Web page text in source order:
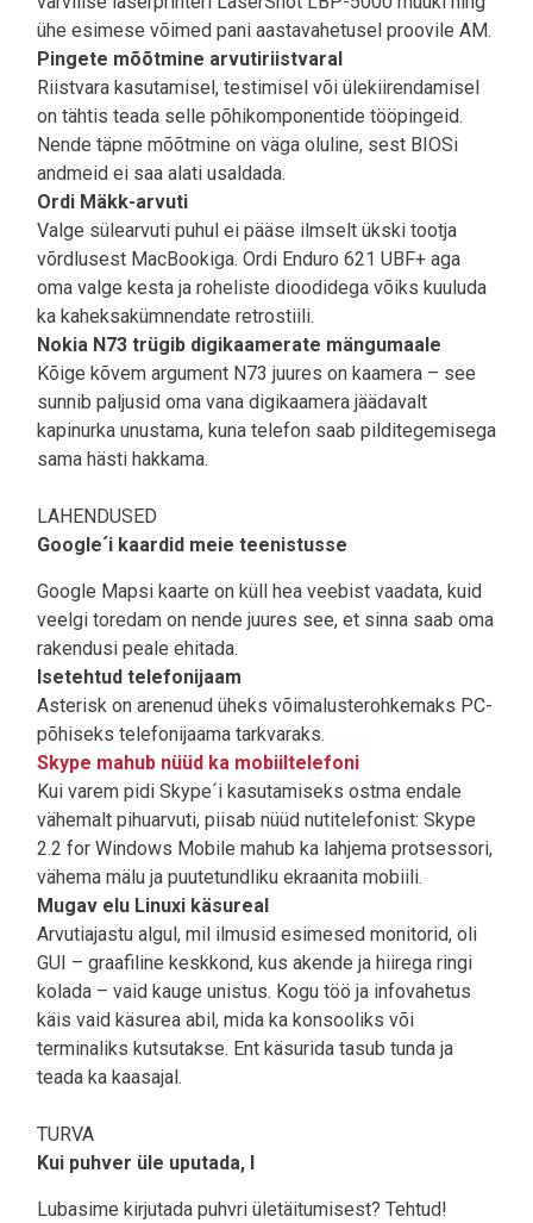
ühe esimese võimed pani aastavahetusel proovile AM.
Pingete mõõtmine arvutiriistvaral
Riistvara kasutamisel, testimisel või ülekiirendamisel
on tähtis teada selle põhikomponentide tööpingeid.
Nende täpne mõõtmine on väga oluline, sest BIOSi
andmeid ei saa alati usaldada.
Ordi Mäkk-arvuti
Valge sülearvuti puhul ei pääse ilmselt ükski tootja
võrdlusest MacBookiga. Ordi Enduro 621 UBF+ aga
oma valge kesta ja roheliste dioodidega võiks kuuluda
ka kaheksakümnendate retrostiili.
Nokia N73 trügib digikaamerate mängumaale
Kõige kõvem argument N73 juures on kaamera – see
sunnib paljusid oma vana digikaamera jäädavalt
kapinurka unustama, kuna telefon saab pilditegemisega
sama hästi hakkama.
LAHENDUSED
Google´i kaardid meie teenistusse
Google Mapsi kaarte on küll hea veebist vaadata, kuid
veelgi toredam on nende juures see, et sinna saab oma
rakendusi peale ehitada.
Isetehtud telefonijaam
Asterisk on arenenud üheks võimalusterohkemaks PC-
põhiseks telefonijaama tarkvaraks.
Skype mahub nüüd ka mobiiltelefoni
Kui varem pidi Skype´i kasutamiseks ostma endale
vähemalt pihuarvuti, piisab nüüd nutitelefonist: Skype
2.2 for Windows Mobile mahub ka lahjema protsessori,
vähema mälu ja puutetundliku ekraanita mobiili.
Mugav elu Linuxi käsureal
Arvutiajastu algul, mil ilmusid esimesed monitorid, oli
GUI – graafiline keskkond, kus akende ja hiirega ringi
kolada – vaid kauge unistus. Kogu töö ja infovahetus
käis vaid käsurea abil, mida ka konsooliks või
terminaliks kutsutakse. Ent käsurida tasub tunda ja
teada ka kaasajal.
TURVA
Kui puhver üle uputada, I
Lubasime kirjutada puhvri ületäitumisest? Tehtud!